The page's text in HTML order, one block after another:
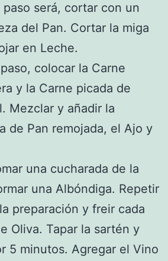
paso será, cortar con un
del Pan. Cortar la miga
en Leche.
colocar la Carne
y la Carne picada de
Mezclar y añadir la
de Pan remojada, el Ajo y
una cucharada de la
una Albóndiga. Repetir
preparación y freir cada
Oliva. Tapar la sartén y
5 minutos. Agregar el Vino